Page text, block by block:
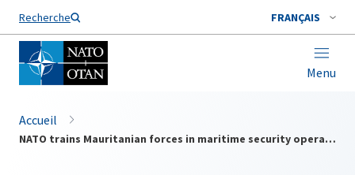
Recherche FRANÇAIS
Menu
Nom de famille*
Accueil
NATO trains Mauritanian forces in maritime security operations